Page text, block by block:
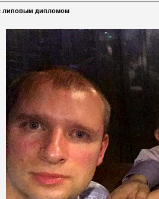
с липовым дипломом